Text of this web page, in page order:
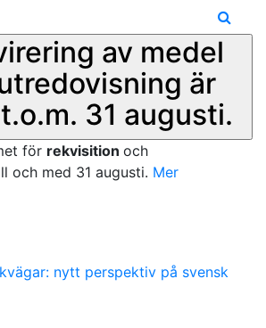
av medel
är
31 augusti.
för rekvisition och
och med 31 augusti. Mer
nytt perspektiv på svensk